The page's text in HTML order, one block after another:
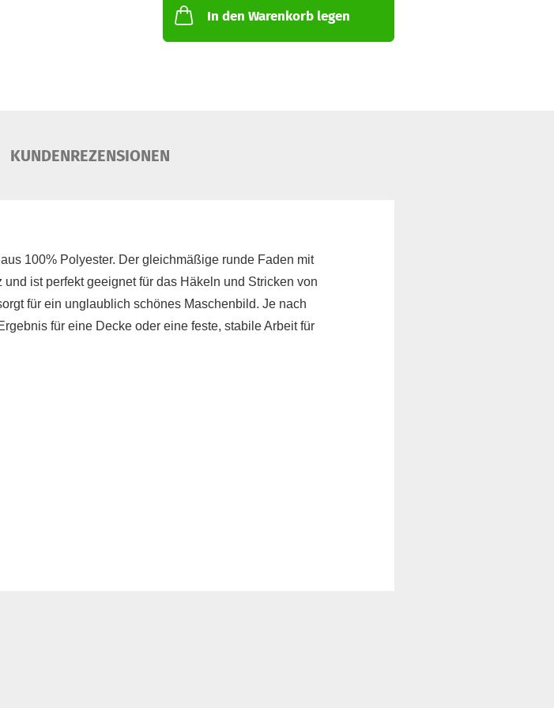
Strickstoffe & Walk
Tüll
In den Warenkorb legen
KUNDENREZENSIONEN
100% Polyester. Der gleichmäßige runde Faden mit
ist perfekt geeignet für das Häkeln und Stricken von
für ein unglaublich schönes Maschenbild. Je nach
für eine Decke oder eine feste, stabile Arbeit für